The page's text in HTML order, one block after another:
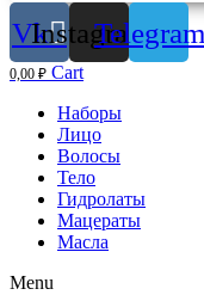
VkInstagramTelegram
0,00 ₽ Cart
Наборы
Лицо
Волосы
Тело
Гидролаты
Мацераты
Масла
Menu